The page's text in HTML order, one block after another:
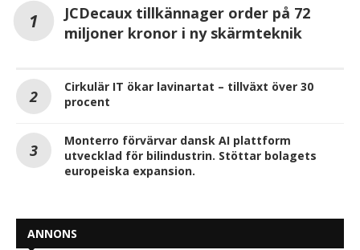
JCDecaux tillkännager order på 72
miljoner kronor i ny skärmteknik
Cirkulär IT ökar lavinartat – tillväxt över 30
procent
Monterro förvärvar dansk AI plattform
utvecklad för bilindustrin. Stöttar bolagets
europeiska expansion.
ANNONS